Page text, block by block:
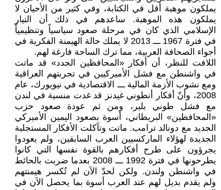
يملكون موهبة أقل في الكتابة، وفي كثير من الأحيان لا
يملكون هذه الموهبة. ساعدهم في ذلك أن التيار
الإسلامي الذي كان في مرحلة صعود سياسياً وتنظيمياً
في فترة 1967 ـــ 2013 لا يملك حالة الهيمنة الفكرية في
أجواء الصحافة العربية، مما ترك الساحة فارغة لهم.
اللافت للنظر، أن أفكار «المحافظين الجدد» قد ماتت
في واشنطن مع فشل الأميركيين في تجربتهم العراقية
ومع نشوب الأزمة المالية ـــ الاقتصادية في نيويورك، عام
2008، وأنّ أفكار أنطوني غيدنز قد غدت منسية في لندن
مع فشل طوني بلير، ومن ثم عودة صعود حزب
«المحافظين» البريطاني، أسوة بصعود اليمين الأميركي
الجديد مع دونالد ترامب. ماتت وتآكلت الأفكار المستجلبة
الجديدة لهؤلاء الماركسيين العرب السابقين، ولم يعودوا
يجرؤون على طرح أفكارهم بالقوة نفسها التي كانوا
يطرحونها في فترة 1992 ـــ 2008 بعدما ضربت بالحائط
في واشنطن ولندن. ولكن لحدّ الآن لم تُكسر هيمنتهم
ولم يقدم بديل لهم عند العرب أسوة بما يحصل الآن في